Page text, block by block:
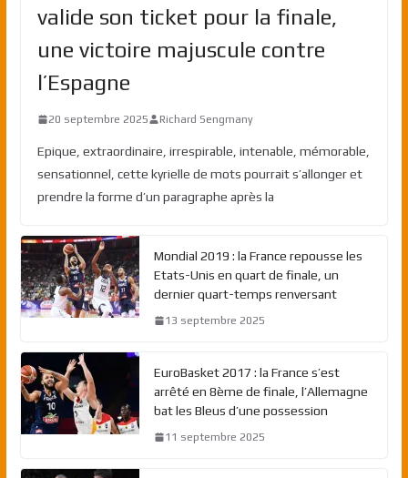
valide son ticket pour la finale,
une victoire majuscule contre
l’Espagne
20 septembre 2025 Richard Sengmany
Epique, extraordinaire, irrespirable, intenable, mémorable,
sensationnel, cette kyrielle de mots pourrait s’allonger et
prendre la forme d’un paragraphe après la
Mondial 2019 : la France repousse les
Etats-Unis en quart de finale, un
dernier quart-temps renversant
13 septembre 2025
EuroBasket 2017 : la France s’est
arrêté en 8ème de finale, l’Allemagne
bat les Bleus d’une possession
11 septembre 2025